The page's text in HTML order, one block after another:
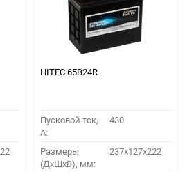
HITEC 65B24R
Пусковой ток,
A:
430
Размеры
(ДхШхВ), мм:
237x127x222